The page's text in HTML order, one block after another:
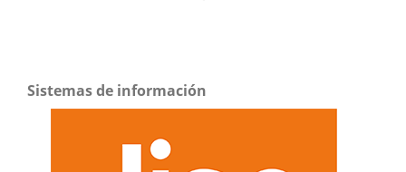
Sistemas de información